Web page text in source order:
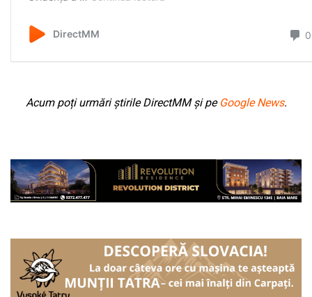
Acum poți urmări știrile DirectMM și pe Google News.